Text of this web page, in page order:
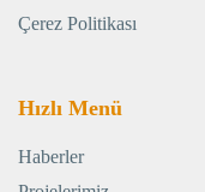
Çerez Politikası
Hızlı Menü
Haberler